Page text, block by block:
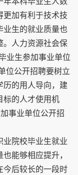
更加有利于技术技
业生的就业质量也
。人力资源社会保
业生参加事业单位
位公开招聘要树立
历的用人导向，建
标的人才使用机
事业单位公开招
业院校毕业生就业
能够相应提升，
今后较长的一段时